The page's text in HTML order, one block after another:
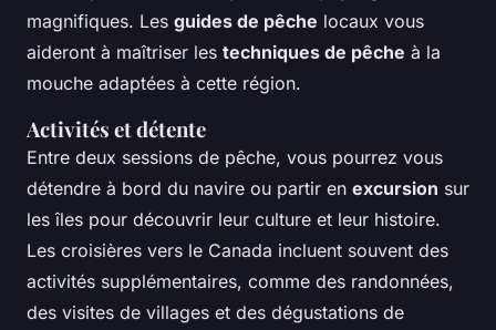
magnifiques. Les guides de pêche locaux vous
aideront à maîtriser les techniques de pêche à la
mouche adaptées à cette région.
Activités et détente
Entre deux sessions de pêche, vous pourrez vous
détendre à bord du navire ou partir en excursion sur
les îles pour découvrir leur culture et leur histoire.
Les croisières vers le Canada incluent souvent des
activités supplémentaires, comme des randonnées,
des visites de villages et des dégustations de